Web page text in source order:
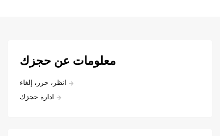
معلومات عن حجزك
انظر، حرر، إلغاء
ادارة حجزك